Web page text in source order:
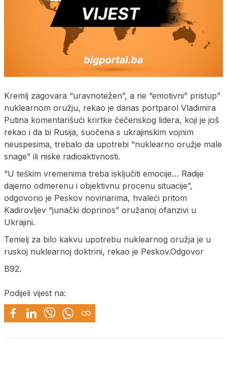
Kremlj zagovara “uravnotežen”, a ne “emotivni” pristup”
nuklearnom oružju, rekao je danas portparol Vladimira
Putina komentarišući krirtke čečenskog lidera, koji je još
rekao i da bi Rusija, suočena s ukrajinskim vojnim
neuspesima, trebalo da upotrebi “nuklearno oružje male
snage” ili niske radioaktivnosti.
“U teškim vremenima treba isključiti emocije… Radije
dajemo odmerenu i objektivnu procenu situacije”,
odgovorio je Peskov novinarima, hvaleći pritom
Kadirovljev “junački doprinos” oružanoj ofanzivi u
Ukrajini.
Temelj za bilo kakvu upotrebu nuklearnog oružja je u
ruskoj nuklearnoj doktrini, rekao je Peskov.Odgovor
B92.
Podijeli vijest na: